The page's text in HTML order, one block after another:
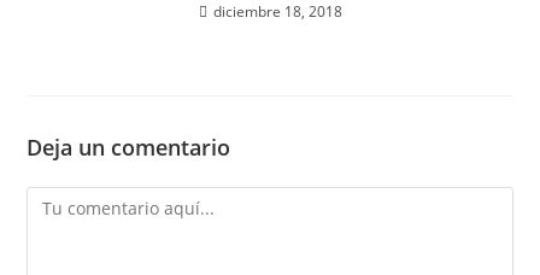
diciembre 18, 2018
Deja un comentario